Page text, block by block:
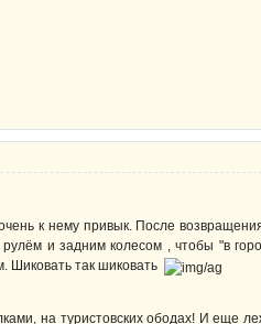
к нему привык. После
и задним колесом , чтобы "в
Шиковать так шиковать
на туристовских ободах! И еще